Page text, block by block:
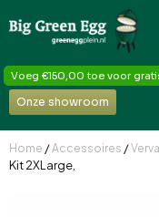
Voeg €150,00 toe voor
Onze showroom
Home /Accessoires /
Kit 2XLarge,